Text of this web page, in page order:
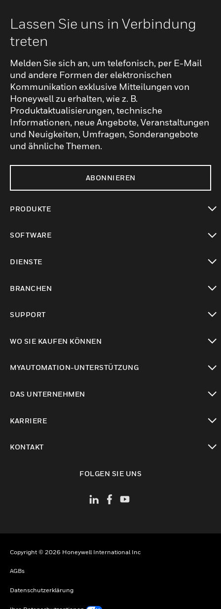
Lassen Sie uns in Verbindung
treten
Melden Sie sich an, um telefonisch, per E-Mail
und andere Formen der elektronischen
Kommunikation exklusive Mitteilungen von
Honeywell zu erhalten, wie z. B.
Produktaktualisierungen, technische
Informationen, neue Angebote, Veranstaltungen
und Neuigkeiten, Umfragen, Sonderangebote
und ähnliche Themen.
ABONNIEREN
PRODUKTE
SOFTWARE
DIENSTE
BRANCHEN
SUPPORT
WO SIE KAUFEN KÖNNEN
MYAUTOMATION-UNTERSTÜTZUNG
DAS UNTERNEHMEN
KARRIERE
KONTAKT
FOLGEN SIE UNS
Copyright © 2026 Honeywell International Inc
AGBs
Datenschutzerklärung